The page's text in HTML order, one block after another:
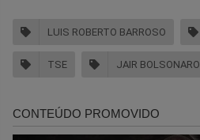
LUIS ROBERTO BARROSO
TSE JAIR BOLSONARO